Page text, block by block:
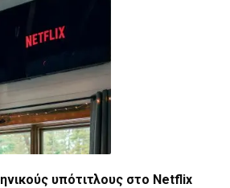
υπότιτλους στο Netflix